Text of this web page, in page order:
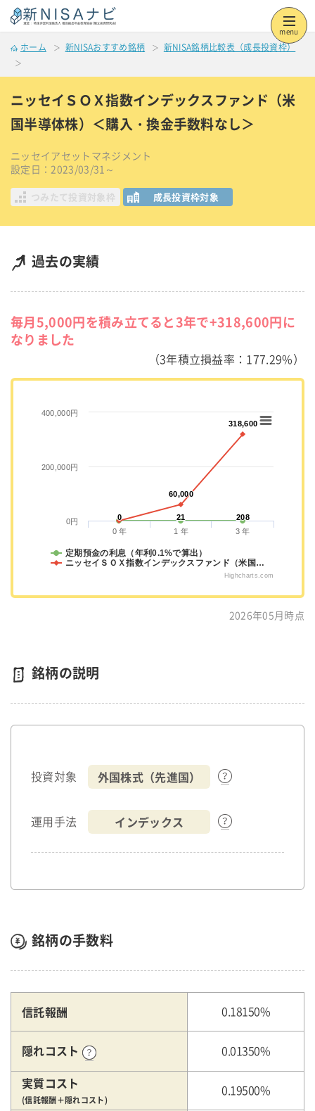
menu
ホーム 新NISAおすすめ銘柄 新NISA銘柄比較表（成長投資枠）
ニッセイＳＯＸ指数インデックスファンド（米
国半導体株）＜購入・換金手数料なし＞
ニッセイアセットマネジメント
設定日：2023/03/31～
つみたて投資対象枠 成長投資枠対象
過去の実績
毎月5,000円を積み立てると3年で+318,600円に
なりました
（3年積立損益率：177.29%）
0
0 21
21 208
208
60,000
60,000
318,600
318,600
定期預金の利息（年利0.1%で算出）
ニッセイＳＯＸ指数インデックスファンド（米国…
0 年 1 年 3 年
0円
200,000円
400,000円
Highcharts.com
2026年05月時点
銘柄の説明
投資対象 外国株式（先進国）
運用手法 インデックス
銘柄の手数料
信託報酬 0.18150%
隠れコスト 0.01350%
実質コスト
(信託報酬＋隠れコスト)
0.19500%